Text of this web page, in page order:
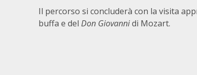
Il percorso si concluderà con la visita
buffa e del Don Giovannidi Mozart.